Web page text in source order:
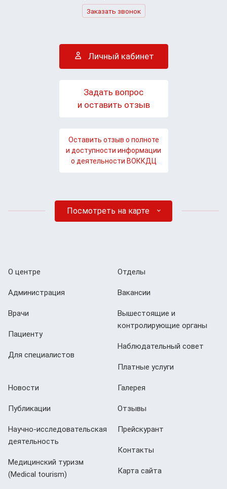
Заказать звонок
Личный кабинет
Задать вопрос
и оставить отзыв
Оставить отзыв о полноте
и доступности информации
о деятельности ВОККДЦ
Посмотреть на карте
О центре
Администрация
Врачи
Пациенту
Для специалистов
Отделы
Вакансии
Вышестоящие и
контролирующие органы
Наблюдательный совет
Платные услуги
Новости
Публикации
Научно-исследовательская
деятельность
Медицинский туризм
(Мedical tourism)
Галерея
Отзывы
Прейскурант
Контакты
Карта сайта